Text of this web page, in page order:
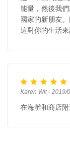
能量，然後我
國家的新朋友
這對你的生活
Karen Wit - 2019/
在海灘和商店